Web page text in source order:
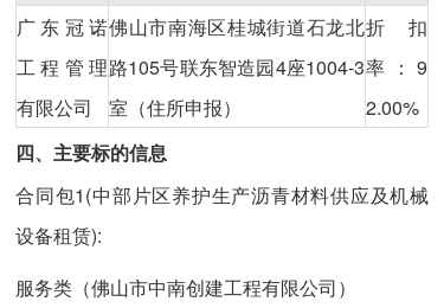
广东冠诺
工程管理
有限公司
佛山市南海区桂城街道石龙北
路105号联东智造园4座1004-3
室（住所申报）
折扣
率：9
2.00%
四、主要标的信息
合同包1(中部片区养护生产沥青材料供应及机械
设备租赁):
服务类（佛山市中南创建工程有限公司）